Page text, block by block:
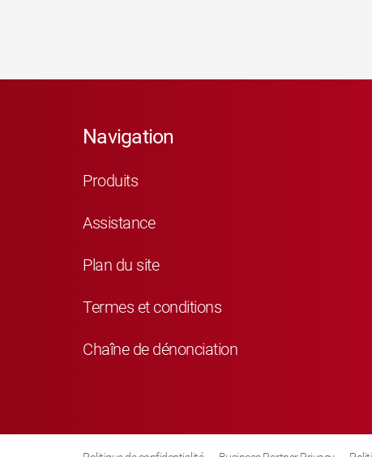
Navigation
Produits
Assistance
Plan du site
Termes et conditions
Chaîne de dénonciation